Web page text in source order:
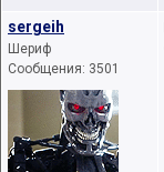
sergeih
Шериф
Сообщения: 3501